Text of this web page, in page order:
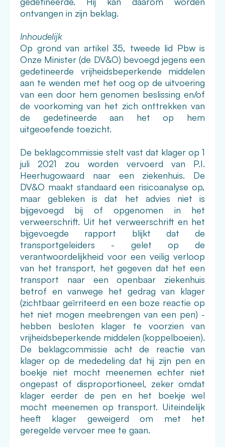
ontvangen in zijn beklag.
Inhoudelijk
Op grond van artikel 35, tweede lid Pbw is
Onze Minister (de DV&O) bevoegd jegens een
gedetineerde vrijheidsbeperkende middelen
aan te wenden met het oog op de uitvoering
van een door hem genomen beslissing en/of
de voorkoming van het zich onttrekken van
de gedetineerde aan het op hem
uitgeoefende toezicht.
De beklagcommissie stelt vast dat klager op 1
juli 2021 zou worden vervoerd van P.I.
Heerhugowaard naar een ziekenhuis. De
DV&O maakt standaard een risicoanalyse op,
maar gebleken is dat het advies niet is
bijgevoegd bij of opgenomen in het
verweerschrift. Uit het verweerschrift en het
bijgevoegde rapport blijkt dat de
transportgeleiders - gelet op de
verantwoordelijkheid voor een veilig verloop
van het transport, het gegeven dat het een
transport naar een openbaar ziekenhuis
betrof en vanwege het gedrag van klager
(zichtbaar geïrriteerd en een boze reactie op
het niet mogen meebrengen van een pen) -
hebben besloten klager te voorzien van
vrijheidsbeperkende middelen (koppelboeien).
De beklagcommissie acht de reactie van
klager op de mededeling dat hij zijn pen en
boekje niet mocht meenemen echter niet
ongepast of disproportioneel, zeker omdat
klager eerder de pen en het boekje wel
mocht meenemen op transport. Uiteindelijk
heeft klager geweigerd om met het
geregelde vervoer mee te gaan.